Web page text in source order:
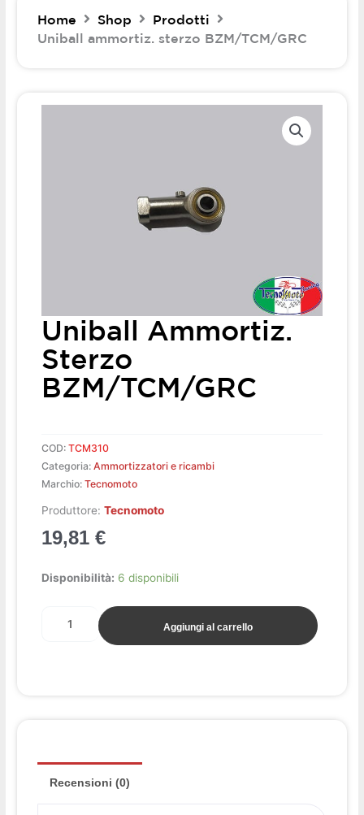
Home Shop
Prodotti
Uniball ammortiz. sterzo BZM/TCM/GRC
Uniball Ammortiz.
Sterzo
BZM/TCM/GRC
COD:TCM310
Categoria:Ammortizzatori e ricambi
Marchio:Tecnomoto
Produttore:Tecnomoto
19,81€
Disponibilità: 6 disponibili
Uniball
BZM/TCM/GRC
Aggiungi al carrello
Recensioni (0)